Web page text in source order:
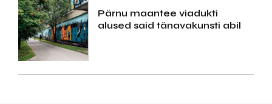
Pärnu maantee viadukti
alused said tänavakunsti abil